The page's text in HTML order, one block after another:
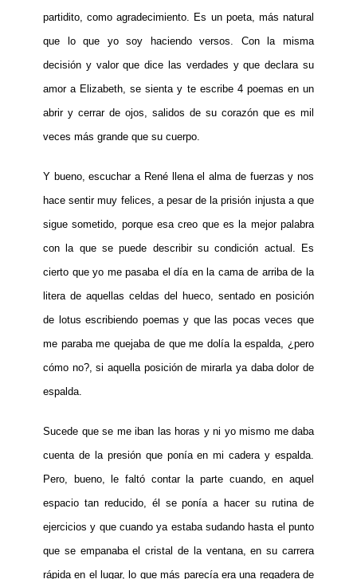
partidito, como agradecimiento. Es un poeta, más natural
que lo que yo soy haciendo versos. Con la misma
decisión y valor que dice las verdades y que declara su
amor a Elizabeth, se sienta y te escribe 4 poemas en un
abrir y cerrar de ojos, salidos de su corazón que es mil
veces más grande que su cuerpo.
Y bueno, escuchar a René llena el alma de fuerzas y nos
hace sentir muy felices, a pesar de la prisión injusta a que
sigue sometido, porque esa creo que es la mejor palabra
con la que se puede describir su condición actual. Es
cierto que yo me pasaba el día en la cama de arriba de la
litera de aquellas celdas del hueco, sentado en posición
de lotus escribiendo poemas y que las pocas veces que
me paraba me quejaba de que me dolía la espalda, ¿pero
cómo no?, si aquella posición de mirarla ya daba dolor de
espalda.
Sucede que se me iban las horas y ni yo mismo me daba
cuenta de la presión que ponía en mi cadera y espalda.
Pero, bueno, le faltó contar la parte cuando, en aquel
espacio tan reducido, él se ponía a hacer su rutina de
ejercicios y que cuando ya estaba sudando hasta el punto
que se empanaba el cristal de la ventana, en su carrera
rápida en el lugar, lo que más parecía era una regadera de